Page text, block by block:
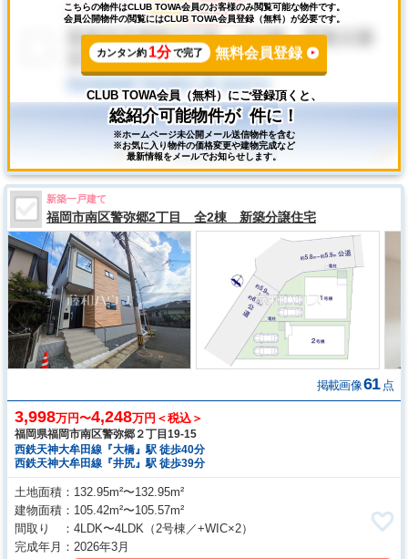
こちらの物件はCLUB TOWA会員のお客様のみ閲覧可能な物件です。
会員公開物件の閲覧にはCLUB TOWA会員登録（無料）が必要です。
カンタン約 1分 で完了 無料会員登録
CLUB TOWA会員（無料）にご登録頂くと、
総紹介可能物件が 件に！
※ホームページ未公開メール送信物件を含む
※お気に入り物件の価格変更や建物完成など
最新情報をメールでお知らせします。
新築一戸建て
福岡市南区警弥郷2丁目 全2棟 新築分譲住宅
掲載画像61 点
3,998万円〜4,248万円＜税込＞
福岡県福岡市南区警弥郷２丁目19-15
西鉄天神大牟田線『大橋』駅 徒歩40分
西鉄天神大牟田線『井尻』駅 徒歩39分
土地面積
132.95m²〜132.95m²
建物面積
105.42m²〜105.57m²
間取り
4LDK〜4LDK （2号棟／+WIC×2）
完成年月
2026年3月